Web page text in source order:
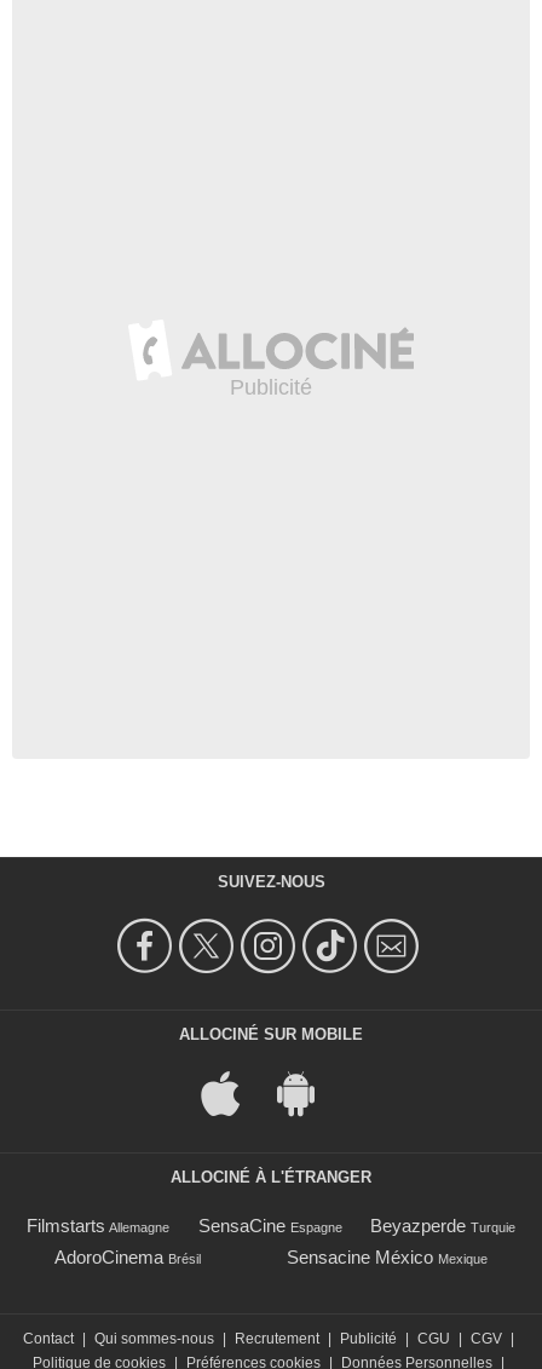
SUIVEZ-NOUS
ALLOCINÉ SUR MOBILE
ALLOCINÉ À L'ÉTRANGER
Filmstarts Allemagne SensaCine Espagne Beyazperde Turquie
AdoroCinema Brésil Sensacine México Mexique
Contact | Qui sommes-nous | Recrutement | Publicité | CGU | CGV |
Politique de cookies | Préférences cookies | Données Personnelles |